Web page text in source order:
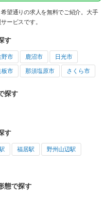
望通りの求人を無料でご紹介。大手
ービスです。
す
野市 鹿沼市 日光市
板市 那須塩原市 さくら市
探す
す
福居駅 野州山辺駅
態で探す